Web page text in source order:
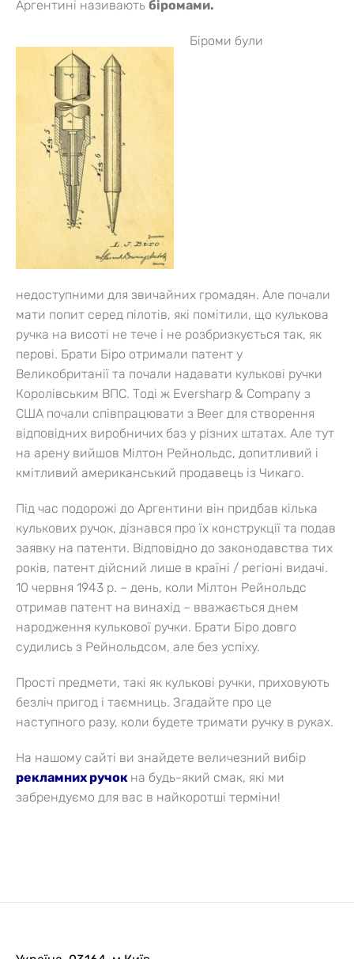
Аргентині називають біромами.
Біроми були
недоступними для звичайних громадян. Але почали
мати попит серед пілотів, які помітили, що кулькова
ручка на висоті не тече і не розбризкується так, як
перові. Брати Біро отримали патент у
Великобританії та почали надавати кулькові ручки
Королівським ВПС. Тоді ж Eversharp & Company з
США почали співпрацювати з Beer для створення
відповідних виробничих баз у різних штатах. Але тут
на арену вийшов Мілтон Рейнольдс, допитливий і
кмітливий американський продавець із Чикаго.
Під час подорожі до Аргентини він придбав кілька
кулькових ручок, дізнався про їх конструкції та подав
заявку на патенти. Відповідно до законодавства тих
років, патент дійсний лише в країні / регіоні видачі.
10 червня 1943 р. – день, коли Мілтон Рейнольдс
отримав патент на винахід – вважається днем
народження кулькової ручки. Брати Біро довго
судились з Рейнольдсом, але без успіху.
Прості предмети, такі як кулькові ручки, приховують
безліч пригод і таємниць. Згадайте про це
наступного разу, коли будете тримати ручку в руках.
На нашому сайті ви знайдете величезний вибір
рекламних ручок на будь-який смак, які ми
забрендуємо для вас в найкоротші терміни!